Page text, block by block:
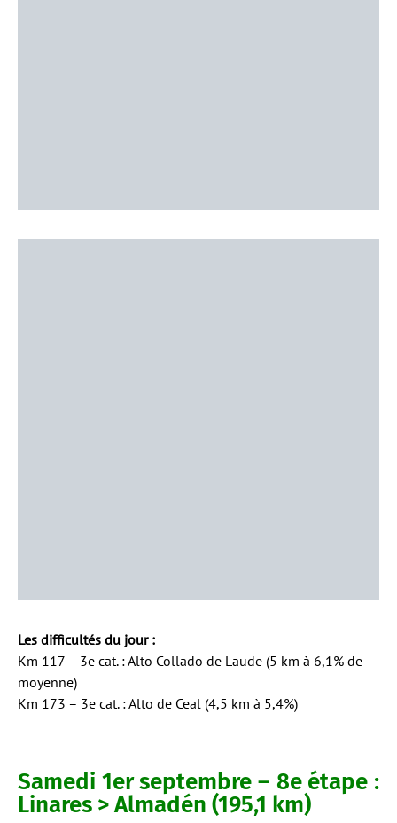
Les difficultés du jour :
Km 117 – 3e cat. : Alto Collado de Laude (5 km à 6,1% de
moyenne)
Km 173 – 3e cat. : Alto de Ceal (4,5 km à 5,4%)
Samedi 1er septembre – 8e étape :
Linares > Almadén (195,1 km)